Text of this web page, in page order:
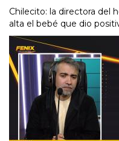
Chilecito: la directora del
alta el bebé que dio